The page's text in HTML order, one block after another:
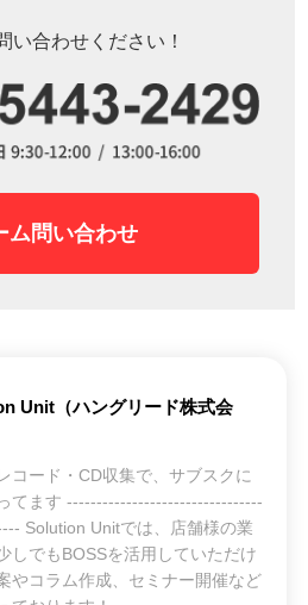
い合わせください！
ム問い合わせ
Unit（ハングリード株式会
コード・CD収集で、サブスクに
てます ---------------------------------
Solution Unitでは、店舗様の業
しでもBOSSを活用していただけ
やコラム作成、セミナー開催など